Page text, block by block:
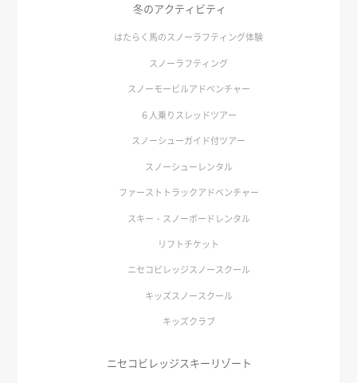
冬のアクティビティ
はたらく馬のスノーラフティング体験
スノーラフティング
スノーモービルアドベンチャー
６人乗りスレッドツアー
スノーシューガイド付ツアー
スノーシューレンタル
ファーストトラックアドベンチャー
スキー・スノーボードレンタル
リフトチケット
ニセコビレッジスノースクール
キッズスノースクール
キッズクラブ
ニセコビレッジスキーリゾート